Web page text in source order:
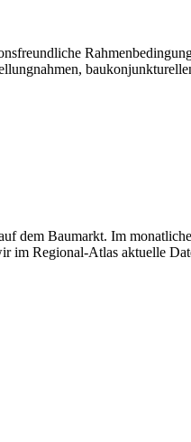
dem Baumarkt. Im
im Regional-Atlas aktuelle